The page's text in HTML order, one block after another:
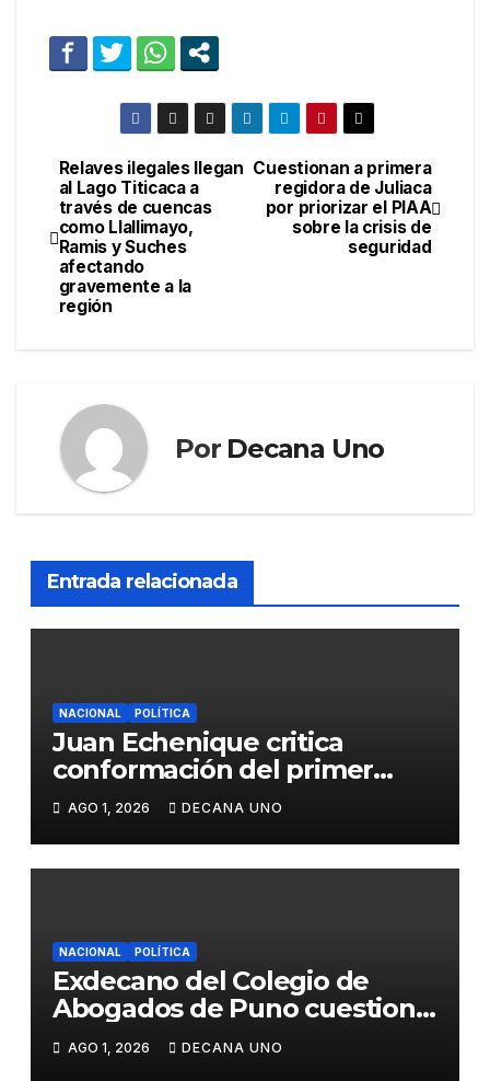
Navegación
de
entradas
Cuestionan a primera
regidora de Juliaca
por priorizar el PIAA
sobre la crisis de
seguridad
Relaves ilegales llegan
al Lago Titicaca a
través de cuencas
como Llallimayo,
Ramis y Suches
afectando
gravemente a la
región
Por Decana Uno
Entrada relacionada
NACIONAL POLÍTICA
Juan Echenique critica
conformación del primer
gabinete ministerial de Keiko
Fujimori
AGO 1, 2026 DECANA UNO
NACIONAL POLÍTICA
Exdecano del Colegio de
Abogados de Puno cuestiona
propuestas sobre seguridad
ciudadana
AGO 1, 2026 DECANA UNO